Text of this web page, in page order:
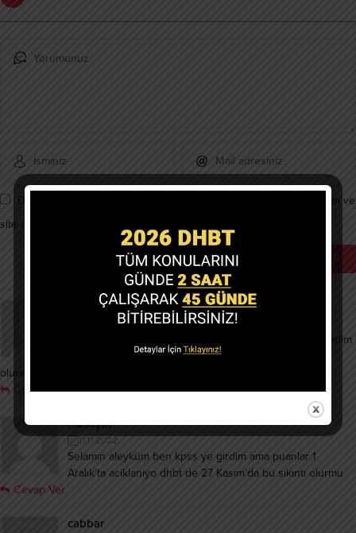
Daha sonraki yorumlarımda kullanılması için adım, e-posta adresim ve
site adresim bu tarayıcıya kaydedilsin.
06.11.2022,
Kolay gelsin ben kpss başvuru yaptım sınava yetişemedim
dhbt ye girince puan hesaplanır mı naıl olur yardımcı
olursanız sevirim tşk
Cevap Ver
Hüseyin
11.11.2022,
Selamın aleyküm ben kpss ye girdim ama puanlar 1
Aralık’ta aciklaniyo dhbt de 27 Kasım’da bu sıkıntı olurmu
Cevap Ver
cabbar